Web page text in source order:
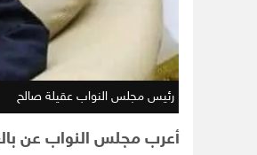
رئيس مجلس النواب عقيلة صالح
أعرب مجلس النواب عن